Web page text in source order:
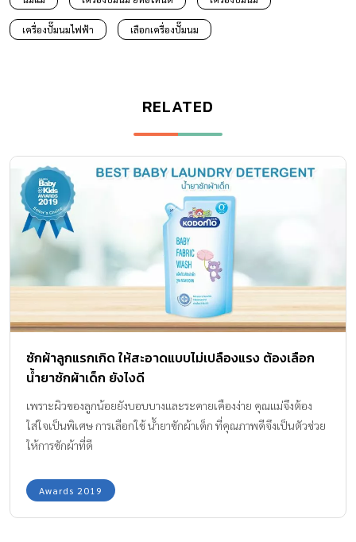
เครื่องปั๊มนมไฟฟ้า เลือกเครื่องปั๊มนม
RELATED
ซักผ้าลูกแรกเกิด ให้สะอาดแบบไม่เปลืองแรง ต้องเลือก
น้ำยาซักผ้าเด็ก ยังไงดี
เพราะผิวของลูกน้อยยังบอบบางและระคายเคืองง่าย คุณแม่จึงต้อง
ใส่ใจเป็นพิเศษ การเลือกใช้ น้ำยาซักผ้าเด็ก ที่คุณภาพดีจึงเป็นตัวช่วย
ให้การซักผ้าที่ดี
Awards 2019